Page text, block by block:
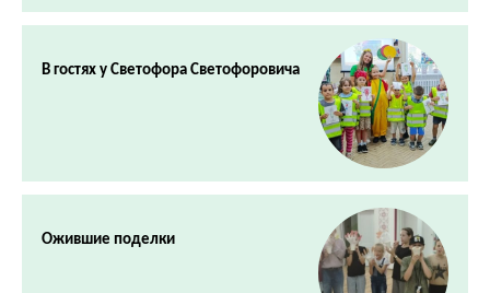
В гостях у Светофора Светофоровича
Ожившие поделки